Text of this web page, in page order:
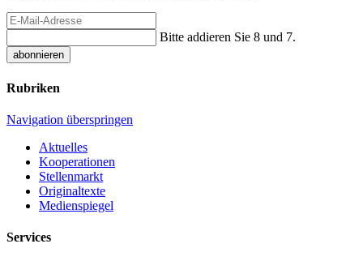
Bitte addieren Sie 8 und 7.
abonnieren
Rubriken
Navigation überspringen
Aktuelles
Kooperationen
Stellenmarkt
Originaltexte
Medienspiegel
Services